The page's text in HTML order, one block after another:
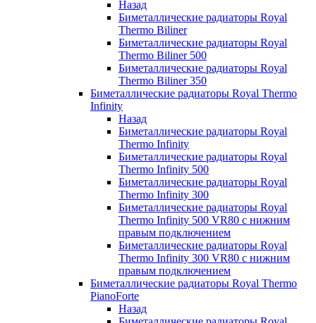
Назад
Биметаллические радиаторы Royal
Thermo Biliner
Биметаллические радиаторы Royal
Thermo Biliner 500
Биметаллические радиаторы Royal
Thermo Biliner 350
Биметаллические радиаторы Royal Thermo
Infinity
Назад
Биметаллические радиаторы Royal
Thermo Infinity
Биметаллические радиаторы Royal
Thermo Infinity 500
Биметаллические радиаторы Royal
Thermo Infinity 300
Биметаллические радиаторы Royal
Thermo Infinity 500 VR80 с нижним
правым подключением
Биметаллические радиаторы Royal
Thermo Infinity 300 VR80 с нижним
правым подключением
Биметаллические радиаторы Royal Thermo
PianoForte
Назад